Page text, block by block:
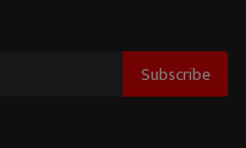
Subscribe